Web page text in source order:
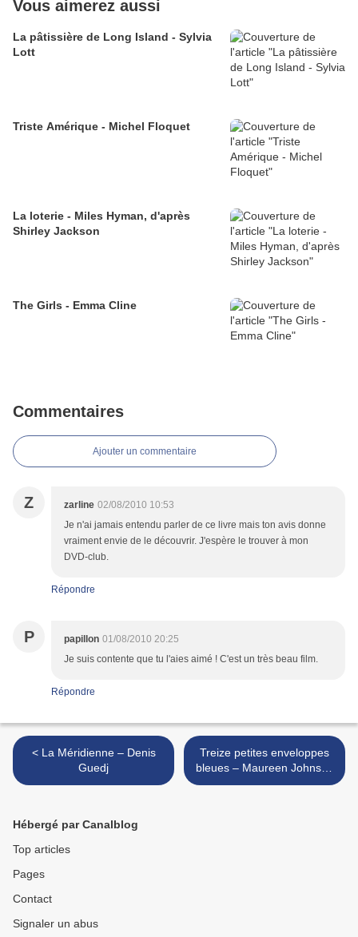
Vous aimerez aussi
La pâtissière de Long Island - Sylvia
Lott
Triste Amérique - Michel Floquet
La loterie - Miles Hyman, d'après
Shirley Jackson
The Girls - Emma Cline
Commentaires
Ajouter un commentaire
Z zarline 02/08/2010 10:53
Je n'ai jamais entendu parler de ce livre mais ton avis donne
vraiment envie de le découvrir. J'espère le trouver à mon
DVD-club.
Répondre
P papillon 01/08/2010 20:25
Je suis contente que tu l'aies aimé ! C'est un très beau film.
Répondre
< La Méridienne – Denis
Guedj
Treize petites enveloppes
bleues – Maureen Johnson
>
Hébergé par Canalblog
Top articles
Pages
Contact
Signaler un abus